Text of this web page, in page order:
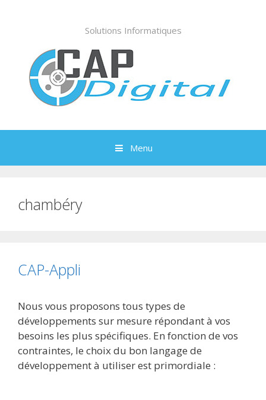
Solutions Informatiques
Menu
chambéry
CAP-Appli
Nous vous proposons tous types de
développements sur mesure répondant à vos
besoins les plus spécifiques. En fonction de vos
contraintes, le choix du bon langage de
développement à utiliser est primordiale :